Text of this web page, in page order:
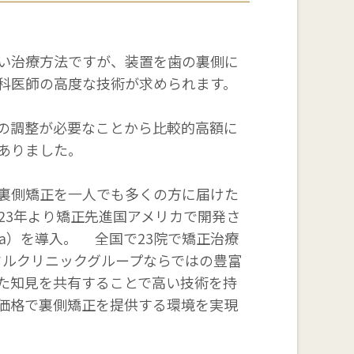
治療方法ですが、装置を歯の裏側に
師の高度な技術が求められます。
調整が必要なことから比較的高額に
ました。
側矯正を一人でも多くの方に届けた
年より矯正先進国アメリカで開発さ
）を導入。 全国で23院で矯正治療
クリニックグループならではの豊富
知見を共有することで高い技術を持
格で裏側矯正を提供する環境を実現